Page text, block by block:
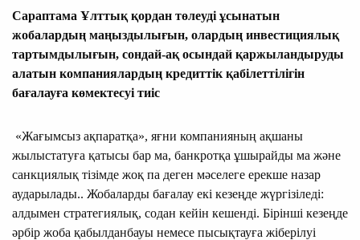
Сараптама Ұлттық қордан төлеуді ұсынатын
жобалардың маңыздылығын, олардың инвестициялық
тартымдылығын, сондай-ақ осындай қаржыландыруды
алатын компаниялардың кредиттік қабілеттілігін
бағалауға көмектесуі тиіс
«Жағымсыз ақпаратқа», яғни компанияның ақшаны
жылыстатуға қатысы бар ма, банкротқа ұшырайды ма және
санкциялық тізімде жоқ па деген мәселеге ерекше назар
аударылады.. Жобаларды бағалау екі кезеңде жүргізіледі:
алдымен стратегиялық, содан кейін кешенді. Бірінші кезеңде
әрбір жоба қабылданбауы немесе пысықтауға жіберілуі